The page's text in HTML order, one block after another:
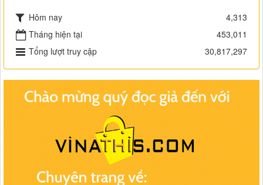
Hôm nay
4,313
Tháng hiện tại
453,011
Tổng lượt truy cập
30,817,297